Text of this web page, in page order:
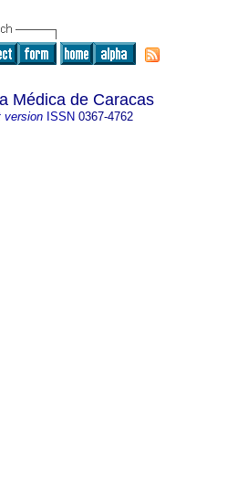
Médica de Caracas
version ISSN 0367-4762